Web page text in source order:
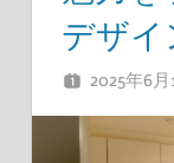
デザイ
2025年6月